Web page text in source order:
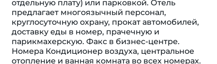
отдельную плату) или парковкой. Отель
предлагает многоязычный персонал,
круглосуточную охрану, прокат автомобилей,
доставку еды в номер, прачечную и
парикмахерскую. Факс в бизнес-центре.
Номера Кондиционер воздуха, центральное
отопление и ванная комната во всех номерах.